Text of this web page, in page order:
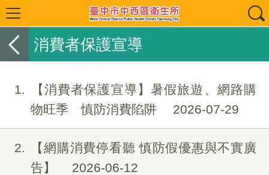
消費者保護宣導
1
【消費者保護宣導】暑假旅遊、網路購
物旺季 慎防消費陷阱
2026-07-29
2
【網購消費停看聽 慎防假優惠與不實廣
告】
2026-06-12